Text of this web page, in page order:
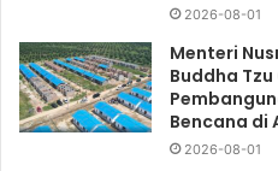
2026-08-01
Menteri
Buddha
Bencana di
2026-08-01